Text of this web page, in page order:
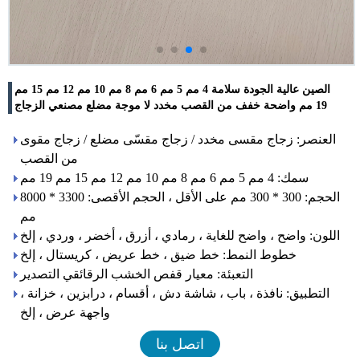
الصين عالية الجودة سلامة 4 مم 5 مم 6 مم 8 مم 10 مم 12 مم 15 مم
19 مم واضحة خفف من القصب مخدد لا موجة مضلع مصنعي الزجاج
العنصر: زجاج مقسى مخدد / زجاج مقسّى مضلع / زجاج مقوى
من القصب
سمك: 4 مم 5 مم 6 مم 8 مم 10 مم 12 مم 15 مم 19 مم
الحجم: 300 * 300 مم على الأقل ، الحجم الأقصى: 3300 * 8000
مم
اللون: واضح ، واضح للغاية ، رمادي ، أزرق ، أخضر ، وردي ، إلخ
خطوط النمط: خط ضيق ، خط عريض ، كريستال ، إلخ
التعبئة: معيار قفص الخشب الرقائقي التصدير
التطبيق: نافذة ، باب ، شاشة دش ، أقسام ، درابزين ، خزانة ،
واجهة عرض ، إلخ
اتصل بنا